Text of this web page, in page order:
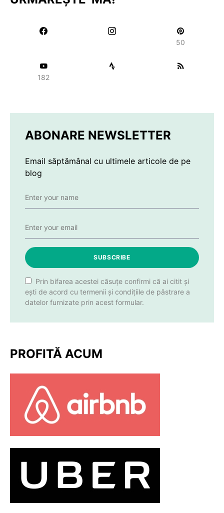
50
182
ABONARE NEWSLETTER
Email săptămânal cu ultimele articole de pe
blog
SUBSCRIBE
Prin bifarea acestei căsuțe confirmi că ai citit și
ești de acord cu termenii și condițiile de păstrare a
datelor furnizate prin acest formular.
PROFITĂ ACUM